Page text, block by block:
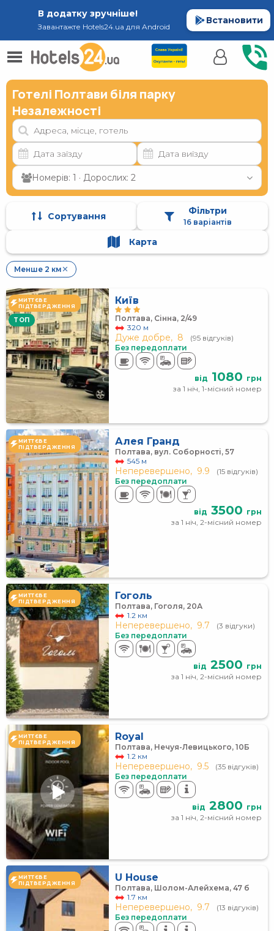
В додатку зручніше!
Завантажте Hotels24.ua для Android
Встановити
Готелі Полтави біля парку
Незалежності
Номерів: 1 · Дорослих: 2
Сортування Фільтри
16 варіантів
Карта
Менше 2 км ✕
МИТТЄВЕ
ПІДТВЕРДЖЕННЯ
TOП
Київ
Полтава, Сінна, 2/49
320 м
Дуже добре, 8
(95 відгуків)
Без передоплати
від 1080 грн
за 1 ніч, 1-місний номер
МИТТЄВЕ
ПІДТВЕРДЖЕННЯ
Алея Гранд
Полтава, вул. Соборності, 57
545 м
Неперевершено, 9.9
(15 відгуків)
Без передоплати
від 3500 грн
за 1 ніч, 2-місний номер
МИТТЄВЕ
ПІДТВЕРДЖЕННЯ
Гоголь
Полтава, Гоголя, 20А
1.2 км
Неперевершено, 9.7
(3 відгуки)
Без передоплати
від 2500 грн
за 1 ніч, 2-місний номер
МИТТЄВЕ
ПІДТВЕРДЖЕННЯ
Royal
Полтава, Нечуя-Левицького, 10Б
1.2 км
Неперевершено, 9.5
(35 відгуків)
Без передоплати
від 2800 грн
за 1 ніч, 2-місний номер
МИТТЄВЕ
ПІДТВЕРДЖЕННЯ
U House
Полтава, Шолом-Алейхема, 47 б
1.7 км
Неперевершено, 9.7
(13 відгуків)
Без передоплати